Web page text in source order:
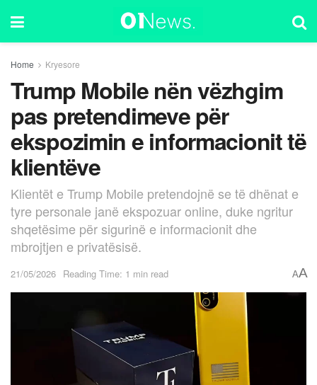
Home Kryesore
Trump Mobile nën vëzhgim
pas pretendimeve për
ekspozimin e informacionit të
klientëve
Klientët e Trump Mobile pretendojnë se të dhënat e
tyre personale janë ekspozuar online, duke ngritur
shqetësime për sigurinë e informacionit dhe
mbrojtjen e privatësisë.
21/05/2026 Reading Time: 1 min read AA